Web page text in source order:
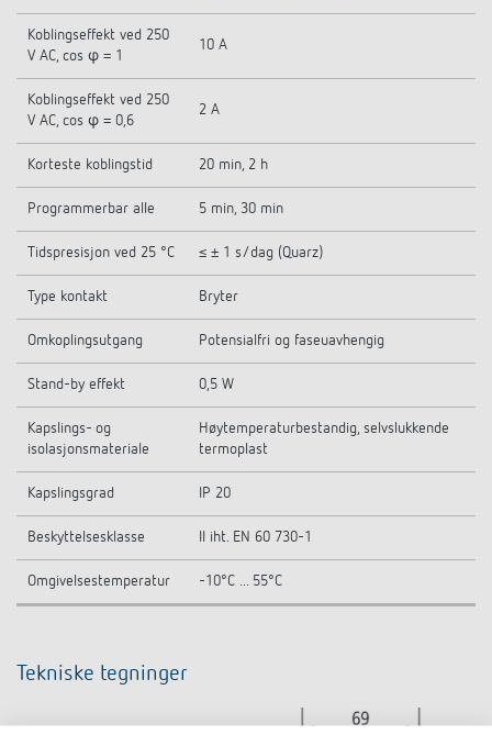
Koblingseffekt ved 250
V AC, cos φ = 1
10 A
Koblingseffekt ved 250
V AC, cos φ = 0,6
2 A
Korteste koblingstid 20 min, 2 h
Programmerbar alle 5 min, 30 min
Tidspresisjon ved 25 °C ≤ ± 1 s/dag (Quarz)
Type kontakt Bryter
Omkoplingsutgang Potensialfri og faseuavhengig
Stand-by effekt 0,5 W
Kapslings- og
isolasjonsmateriale
Høytemperaturbestandig, selvslukkende
termoplast
Kapslingsgrad IP 20
Beskyttelsesklasse II iht. EN 60 730-1
Omgivelsestemperatur -10°C ... 55°C
Tekniske tegninger